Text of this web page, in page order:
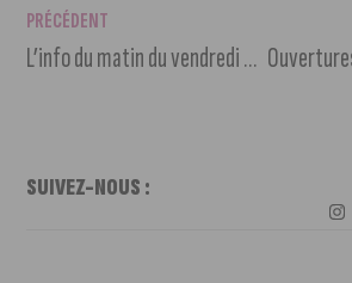
PRÉCÉDENT
L’info du matin du vendredi 3 janvier 2025
SUIVEZ-NOUS :